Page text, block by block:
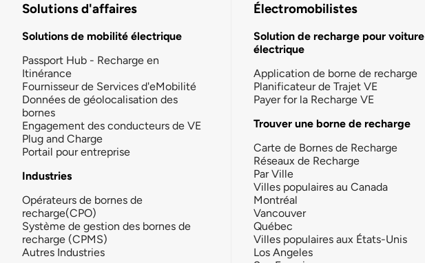
Solutions d'affaires
Solutions de mobilité électrique
Passport Hub - Recharge en
Itinérance
Fournisseur de Services d'eMobilité
Données de géolocalisation des
bornes
Engagement des conducteurs de VE
Plug and Charge
Portail pour entreprise
Industries
Opérateurs de bornes de
recharge(CPO)
Système de gestion des bornes de
recharge (CPMS)
Autres Industries
Électromobilistes
Solution de recharge pour voiture
électrique
Application de borne de recharge
Planificateur de Trajet VE
Payer for la Recharge VE
Trouver une borne de recharge
Carte de Bornes de Recharge
Réseaux de Recharge
Par Ville
Villes populaires au Canada
Montréal
Vancouver
Québec
Villes populaires aux États-Unis
Los Angeles